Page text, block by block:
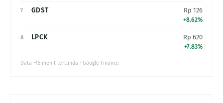
7 GDST Rp 126
+8.62%
8 LPCK Rp 620
+7.83%
Data ~15 menit tertunda · Google Finance